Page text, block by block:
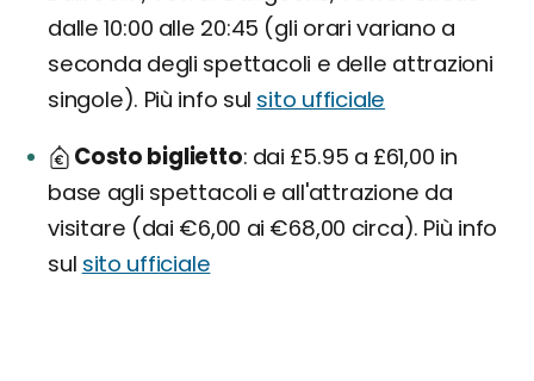
dalle 10:00 alle 20:45 (gli orari variano a
seconda degli spettacoli e delle attrazioni
singole). Più info sul sito ufficiale
Costo biglietto dai £5.95 a £61,00 in
base agli spettacoli e all'attrazione da
visitare (dai €6,00 ai €68,00 circa). Più info
sul sito ufficiale